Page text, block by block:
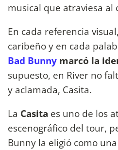
musical que atraviesa al
En cada referencia
caribeño y en cada
Bad Bunny marcó la
supuesto, en River no
y aclamada, Casita.
La Casita es uno de los
escenográfico del tour,
Bunny la eligió como